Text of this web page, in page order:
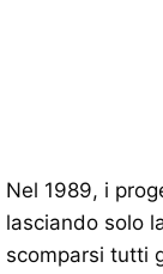
Nel 1989, i
lasciando solo
scomparsi tutti